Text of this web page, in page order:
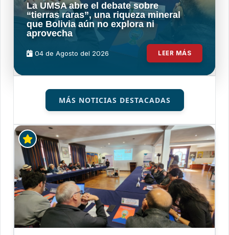
La UMSA abre el debate sobre
“tierras raras”, una riqueza mineral
que Bolivia aún no explora ni
aprovecha
04 de Agosto del 2026 LEER MÁS
MÁS NOTICIAS DESTACADAS